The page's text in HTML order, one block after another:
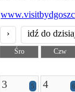
› idź do
Śro Czw
3 5 4 6